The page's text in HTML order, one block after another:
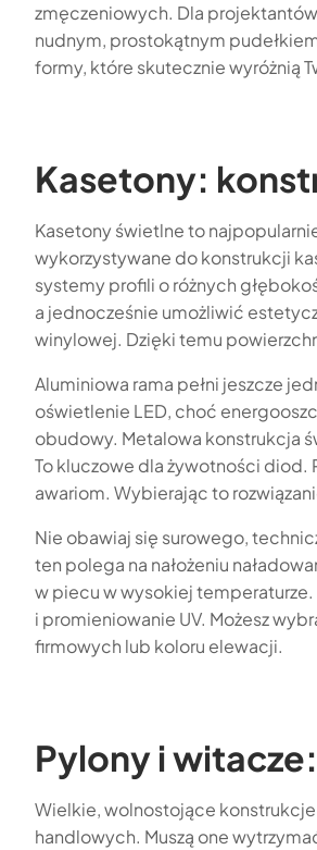
zmęczeniowych. Dla
nudnym, prostokątnym
formy, które skutecznie wyróżnią
Kasetony:
Kasetony świetlne to
wykorzystywane do konstrukcji
systemy profili o różnych
a jednocześnie umożliwić
winylowej. Dzięki temu
Aluminiowa rama pełni jeszcze
oświetlenie LED, choć
obudowy. Metalowa konstrukcja
To kluczowe dla żywotności diod.
awariom. Wybierając to
Nie obawiaj się surowego,
ten polega na nałożeniu
w piecu w wysokiej temperaturze.
i promieniowanie UV. Możesz
firmowych lub koloru elewacji.
Pylony i
Wielkie, wolnostojące
handlowych. Muszą one